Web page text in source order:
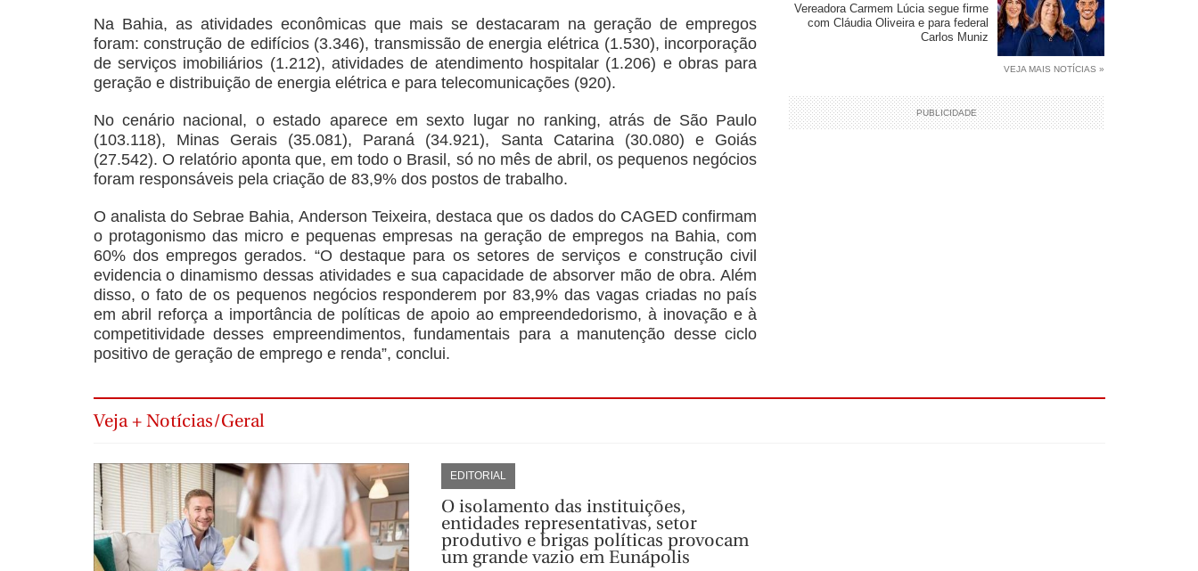
Na Bahia, as atividades econômicas que mais se destacaram na geração de empregos
foram: construção de edifícios (3.346), transmissão de energia elétrica (1.530), incorporação
de serviços imobiliários (1.212), atividades de atendimento hospitalar (1.206) e obras para
geração e distribuição de energia elétrica e para telecomunicações (920).
No cenário nacional, o estado aparece em sexto lugar no ranking, atrás de São Paulo
(103.118), Minas Gerais (35.081), Paraná (34.921), Santa Catarina (30.080) e Goiás
(27.542). O relatório aponta que, em todo o Brasil, só no mês de abril, os pequenos negócios
foram responsáveis pela criação de 83,9% dos postos de trabalho.
O analista do Sebrae Bahia, Anderson Teixeira, destaca que os dados do CAGED confirmam
o protagonismo das micro e pequenas empresas na geração de empregos na Bahia, com
60% dos empregos gerados. “O destaque para os setores de serviços e construção civil
evidencia o dinamismo dessas atividades e sua capacidade de absorver mão de obra. Além
disso, o fato de os pequenos negócios responderem por 83,9% das vagas criadas no país
em abril reforça a importância de políticas de apoio ao empreendedorismo, à inovação e à
competitividade desses empreendimentos, fundamentais para a manutenção desse ciclo
positivo de geração de emprego e renda”, conclui.
Vereadora Carmem Lúcia segue firme
com Cláudia Oliveira e para federal
Carlos Muniz
VEJA MAIS NOTÍCIAS »
PUBLICIDADE
Veja + Notícias/Geral
EDITORIAL
O isolamento das instituições,
entidades representativas, setor
produtivo e brigas políticas provocam
um grande vazio em Eunápolis